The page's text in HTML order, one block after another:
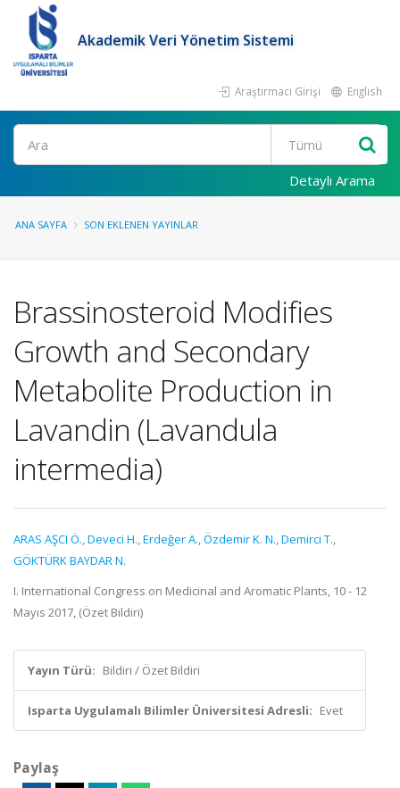
Akademik Veri Yönetim Sistemi
Araştırmacı Girişi English
Ara
Detaylı Arama
ANA SAYFA SON EKLENEN YAYINLAR
Brassinosteroid Modifies
Growth and Secondary
Metabolite Production in
Lavandin (Lavandula
intermedia)
ARAS AŞCI Ö.,Deveci H.,Erdeğer A.,Özdemir K. N.,Demirci T.,
GÖKTÜRK BAYDAR N.
I. International Congress on Medicinal and Aromatic Plants, 10 - 12
Mayıs 2017, (Özet Bildiri)
Yayın Türü: Bildiri / Özet Bildiri
Isparta Uygulamalı Bilimler Üniversitesi Adresli: Evet
Paylaş